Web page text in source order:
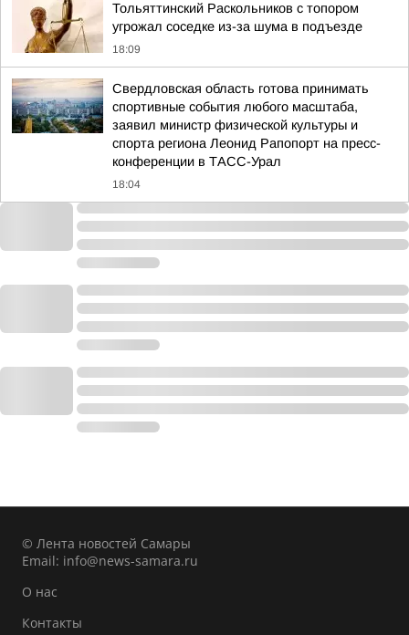
Тольяттинский Раскольников с топором
угрожал соседке из-за шума в подъезде
18:09
Свердловская область готова принимать
спортивные события любого масштаба,
заявил министр физической культуры и
спорта региона Леонид Рапопорт на пресс-
конференции в ТАСС-Урал
18:04
© Лента новостей Самары
Email: info@news-samara.ru
О нас
Контакты